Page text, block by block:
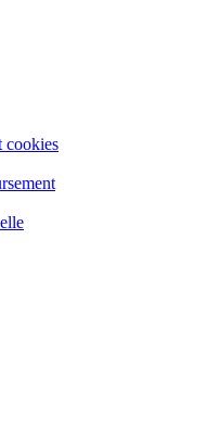
cookies